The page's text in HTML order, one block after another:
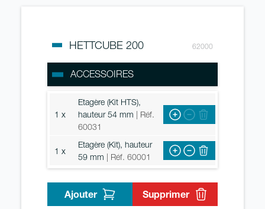
HETTCUBE 200 62000
ACCESSOIRES
1 x
Etagère (Kit HTS),
hauteur 54 mm | Réf.
60031
1 x
Etagère (Kit), hauteur
59 mm | Réf. 60001
Ajouter Supprimer